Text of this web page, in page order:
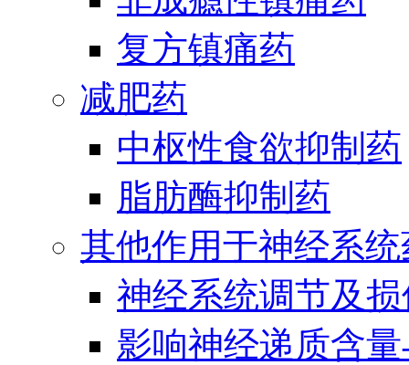
复方镇痛药
减肥药
中枢性食欲抑制药
脂肪酶抑制药
其他作用于神经系统
神经系统调节及
影响神经递质含